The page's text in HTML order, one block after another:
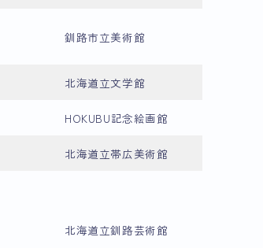
釧路市立美術館
北海道立文学館
HOKUBU記念絵画館
北海道立帯広美術館
北海道立釧路芸術館